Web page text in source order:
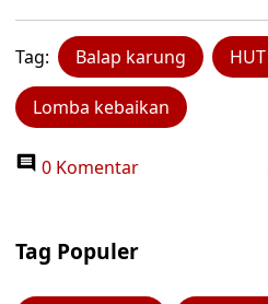
Tag: Balap karung
Lomba kebaikan
0 Komentar
Tag Populer